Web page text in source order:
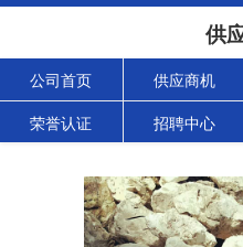
供
公司首页 供应商机
荣誉认证 招聘中心